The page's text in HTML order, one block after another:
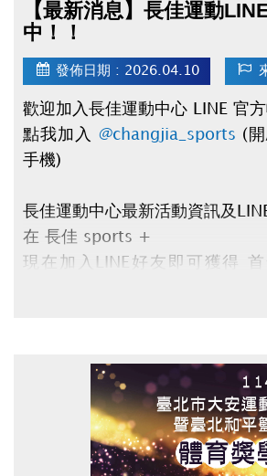
【最新消息】長佳運動
中！！
發佈日期 : 2026.04.10
歡迎加入長佳運動中心 LINE 官
點我加入 @changjia_sports (
手機)
長佳運動中心最新活動資訊及
在 長佳 sports +
現在加入 LINE好友 即可獲得